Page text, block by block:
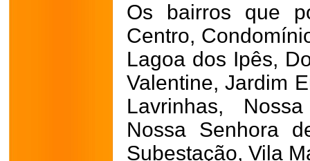
Os bairros que
Centro,
Lagoa dos Ipês,
Valentine, Jardim
Lavrinhas,
Nossa Senhora
Subestação, Vila